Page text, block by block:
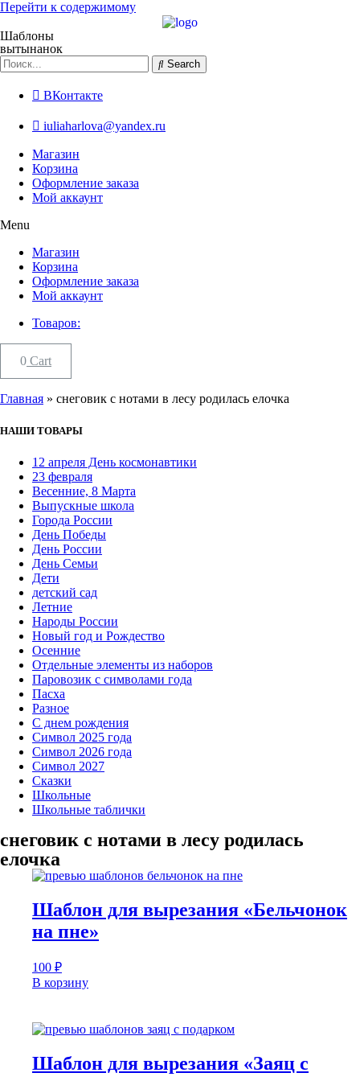
Перейти к содержимому
Шаблоны
вытынанок
Search
ВКонтакте
iuliaharlova@yandex.ru
Магазин
Корзина
Оформление заказа
Мой аккаунт
Menu
Магазин
Корзина
Оформление заказа
Мой аккаунт
Товаров:
0 Cart
Главная » снеговик с нотами в лесу родилась елочка
НАШИ ТОВАРЫ
12 апреля День космонавтики
23 февраля
Весенние, 8 Марта
Выпускные школа
Города России
День Победы
День России
День Семьи
Дети
детский сад
Летние
Народы России
Новый год и Рождество
Осенние
Отдельные элементы из наборов
Паровозик с символами года
Пасха
Разное
С днем рождения
Символ 2025 года
Символ 2026 года
Символ 2027
Сказки
Школьные
Школьные таблички
снеговик с нотами в лесу родилась
елочка
Шаблон для вырезания «Бельчонок
на пне»
100 ₽
В корзину
Шаблон для вырезания «Заяц с